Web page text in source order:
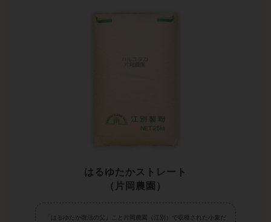
はるゆたかストレート
（片岡農園）
「はるゆたか復活の父」こと片岡農園（江別）で収穫された小麦だ